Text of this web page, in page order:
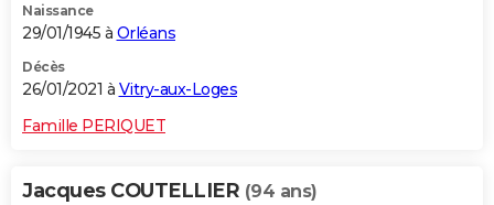
Naissance
29/01/1945 à Orléans
Décès
26/01/2021 à Vitry-aux-Loges
Famille PERIQUET
Jacques COUTELLIER (94 ans)